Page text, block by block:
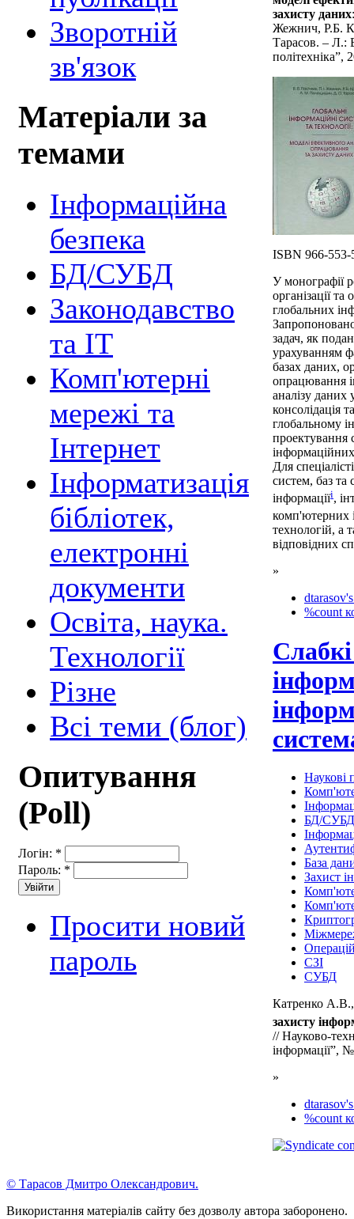
Зворотній
зв'язок
Матеріали за
темами
Інформаційна
безпека
БД/СУБД
Законодавство
та ІТ
Комп'ютерні
мережі та
Інтернет
Інформатизація
бібліотек,
електронні
документи
Освіта, наука.
Технології
Різне
Всі теми (блог)
Опитування
(Poll)
Логін: *
Пароль: *
Просити новий
пароль
захисту даних
Жежнич, Р.Б.
Тарасов. – Л.:
політехніка”,
ISBN 966-553-
У монографії
організації
глобальних
задач, як
урахуванням
базах даних,
опрацювання
аналізу
консолідація
глобальному
проектування
Для
систем, баз та
інформаціїi,
комп'ютерних
технологій, а
відповідних
»
%count
Наукові
БД/СУБД
База
Захист
СЗІ
СУБД
Катренко
захисту
// Науково-
інформації”,
»
%count
© Тарасов Дмитро Олександрович.
Використання матеріалів сайту без дозволу автора заборонено.